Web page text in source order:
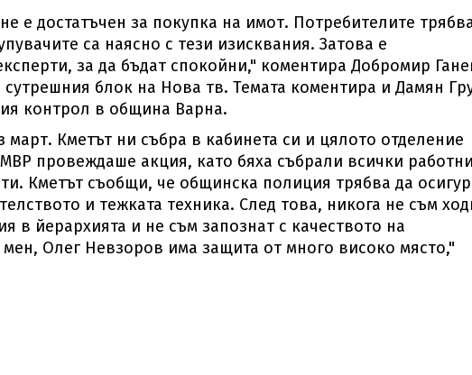
е достатъчен за покупка на имот. Потребителите
са наясно с тези изисквания. Затова е
за да бъдат спокойни," коментира Добромир
блок на Нова тв. Темата коментира и Дамян
контрол в община Варна.
март. Кметът ни събра в кабинета си и цялото отделение
провеждаше акция, като бяха събрали всички
Кметът съобщи, че общинска полиция трябва да
и тежката техника. След това, никога не съм
в йерархията и не съм запознат с качеството на
Олег Невзоров има защита от много високо място,"